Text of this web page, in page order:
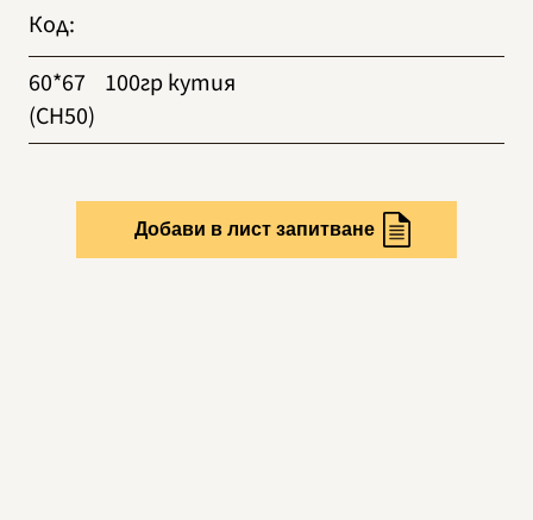
Код:
60*67
(CH50)
100гр кутия
Добави в лист запитване